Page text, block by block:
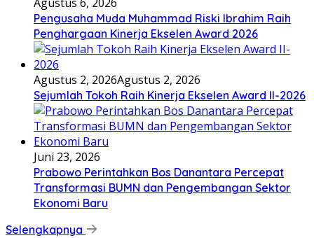
Pengusaha Muda Muhammad Riski Ibrahim Raih
Penghargaan Kinerja Ekselen Award 2026
Agustus 2, 2026Agustus 2, 2026
Sejumlah Tokoh Raih Kinerja Ekselen Award II-2026
Juni 23, 2026
Prabowo Perintahkan Bos Danantara Percepat
Transformasi BUMN dan Pengembangan Sektor
Ekonomi Baru
Selengkapnya